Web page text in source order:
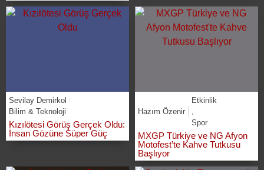
Sevilay Demirkol
Bilim & Teknoloji
Kızılötesi Görüş Gerçek Oldu:
İnsan Gözüne Süper Güç
Hazım Özenir
Etkinlik
Spor
MXGP Türkiye ve NG Afyon
Motofest’te Kahve Tutkusu
Başlıyor